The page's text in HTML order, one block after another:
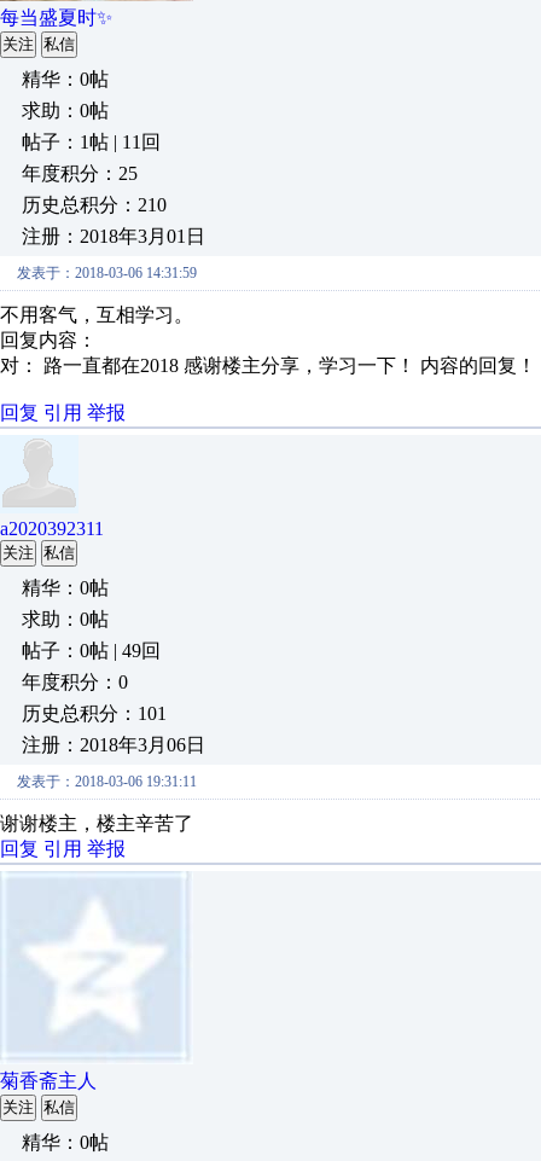
每当盛夏时✨
关注 私信
精华：0帖
求助：0帖
帖子：1帖 | 11回
年度积分：25
历史总积分：210
注册：2018年3月01日
发表于：2018-03-06 14:31:59
不用客气，互相学习。
回复内容：
对： 路一直都在2018 感谢楼主分享，学习一下！ 内容的回复！
回复 引用 举报
a2020392311
关注 私信
精华：0帖
求助：0帖
帖子：0帖 | 49回
年度积分：0
历史总积分：101
注册：2018年3月06日
发表于：2018-03-06 19:31:11
谢谢楼主，楼主辛苦了
回复 引用 举报
菊香斋主人
关注 私信
精华：0帖